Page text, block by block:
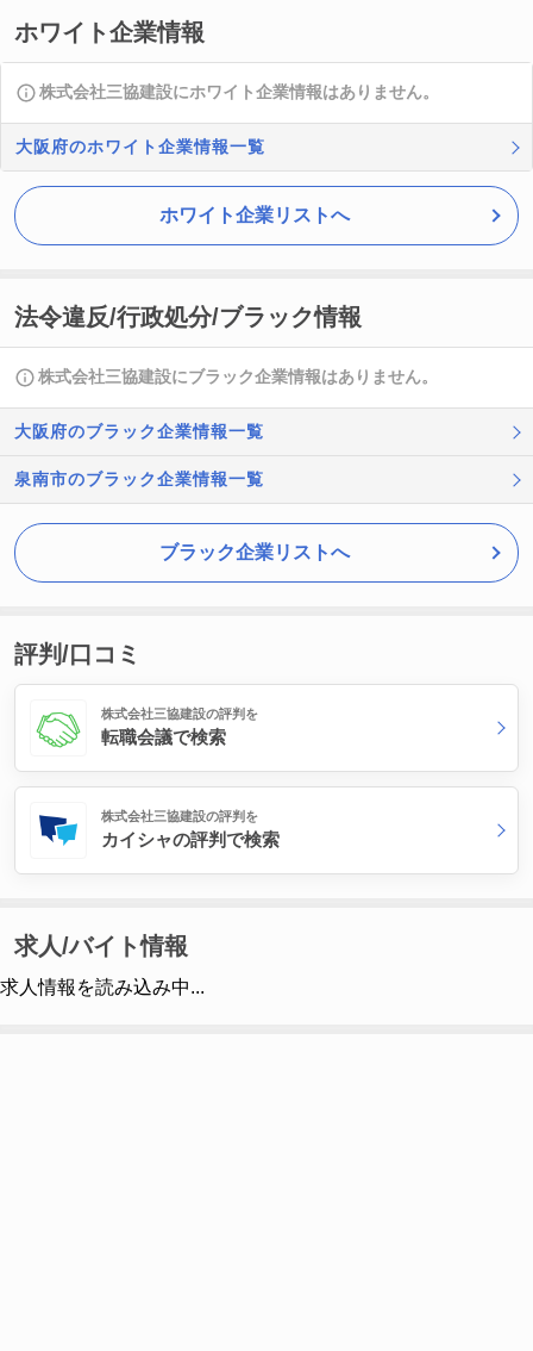
ホワイト企業情報
株式会社三協建設にホワイト企業情報はありません。
大阪府のホワイト企業情報一覧
ホワイト企業リストへ
法令違反/行政処分/ブラック情報
株式会社三協建設にブラック企業情報はありません。
大阪府のブラック企業情報一覧
泉南市のブラック企業情報一覧
ブラック企業リストへ
評判/口コミ
株式会社三協建設の評判を
転職会議で検索
株式会社三協建設の評判を
カイシャの評判で検索
求人/バイト情報
求人情報を読み込み中...